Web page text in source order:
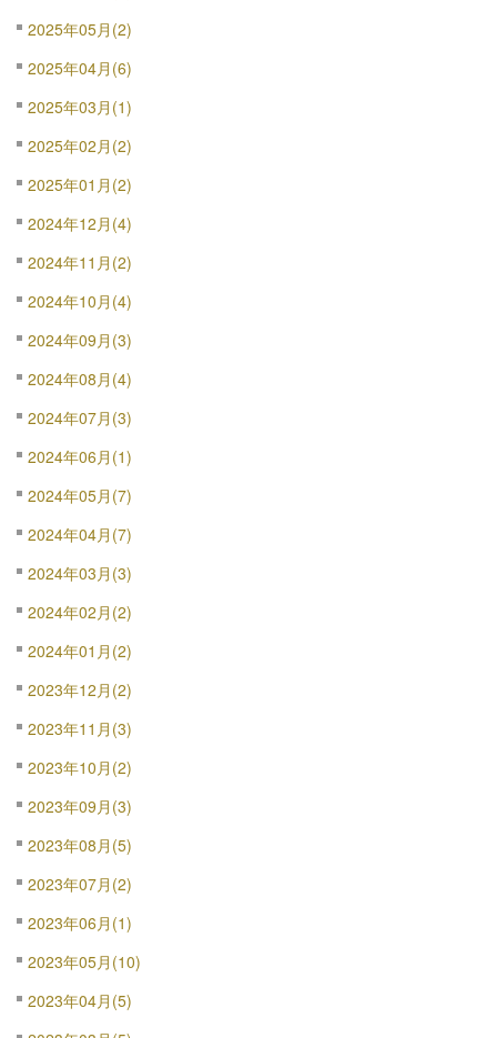
2025年05月(2)
2025年04月(6)
2025年03月(1)
2025年02月(2)
2025年01月(2)
2024年12月(4)
2024年11月(2)
2024年10月(4)
2024年09月(3)
2024年08月(4)
2024年07月(3)
2024年06月(1)
2024年05月(7)
2024年04月(7)
2024年03月(3)
2024年02月(2)
2024年01月(2)
2023年12月(2)
2023年11月(3)
2023年10月(2)
2023年09月(3)
2023年08月(5)
2023年07月(2)
2023年06月(1)
2023年05月(10)
2023年04月(5)